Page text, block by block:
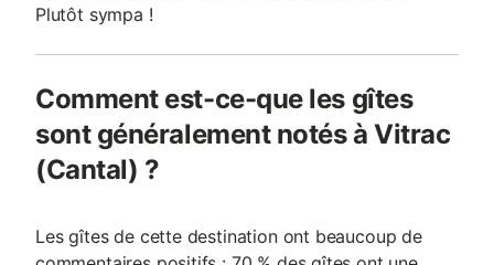
Plutôt sympa !
Comment est-ce-que les gîtes
sont généralement notés à Vitrac
(Cantal) ?
Les gîtes de cette destination ont beaucoup de